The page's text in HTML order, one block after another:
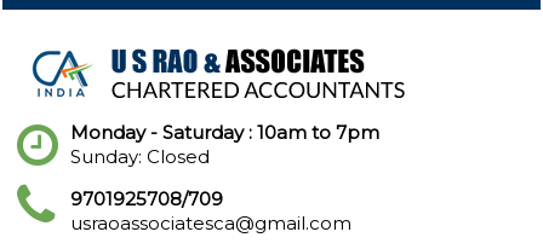
Monday - Saturday : 10am to 7pm
Sunday: Closed
9701925708/709
usraoassociatesca@gmail.com